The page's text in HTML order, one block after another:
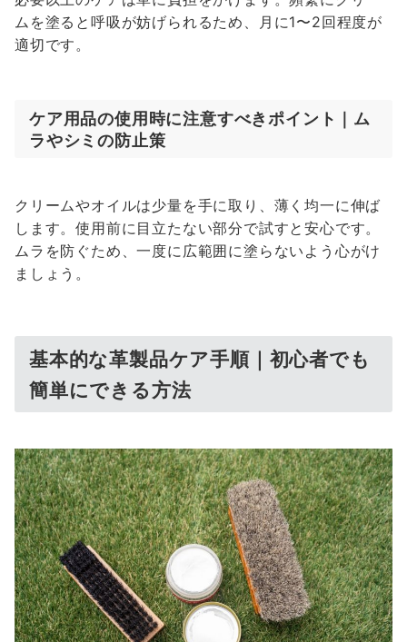
ムを塗ると呼吸が妨げられるため、月に1〜2回程度が
適切です。
ケア用品の使用時に注意すべきポイント｜ム
ラやシミの防止策
クリームやオイルは少量を手に取り、薄く均一に伸ば
します。使用前に目立たない部分で試すと安心です。
ムラを防ぐため、一度に広範囲に塗らないよう心がけ
ましょう。
基本的な革製品ケア手順｜初心者でも
簡単にできる方法